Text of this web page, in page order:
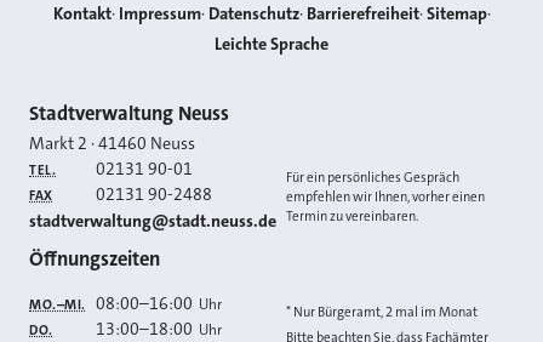
Kontakt Impressum Datenschutz Barrierefreiheit Sitemap
Leichte Sprache
Kontakt
Stadtverwaltung Neuss
Markt 2 ·41460 Neuss
TEL. 02131 90-01
FAX 02131 90-2488
E-MAIL
stadtverwaltung@stadt.neuss.de
Für ein persönliches Gespräch
empfehlen wir Ihnen, vorher einen
Termin zu vereinbaren.
Öffnungszeiten
MO.–MI. 08:00–16:00 Uhr
DO. 13:00–18:00 Uhr
* Nur Bürgeramt, 2 mal im Monat
Bitte beachten Sie, dass Fachämter